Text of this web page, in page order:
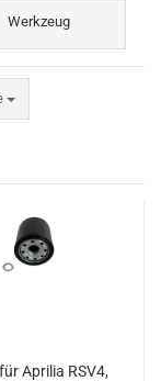
Werkzeug
Aprilia RSV4,